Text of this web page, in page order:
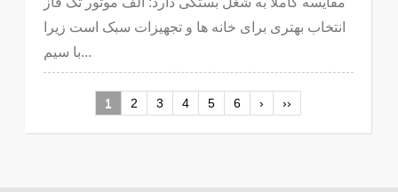
انتخاب بهتری برای خانه ها و تجهیزات سبک است زیرا
با سیم...
1 2 3 4 5 6 › ››